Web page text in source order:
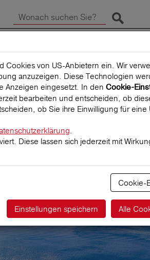
Suche
REISEVERSICHERUNGEN
Cookies von US-Anbietern ein. Wir
anzuzeigen. Diese Technologien
Anzeigen eingesetzt. In den Cookie-
bearbeiten und entscheiden, ob
ob Sie ihre Einwilligung für eine
.
Diese lassen sich jederzeit mit
Cookie-
Alle
Einstellungen speichern